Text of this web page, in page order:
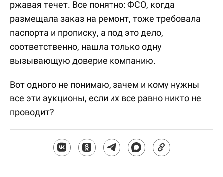
ржавая течет. Все понятно: ФСО, когда
размещала заказ на ремонт, тоже требовала
паспорта и прописку, а под это дело,
соответственно, нашла только одну
вызывающую доверие компанию.
Вот одного не понимаю, зачем и кому нужны
все эти аукционы, если их все равно никто не
проводит?